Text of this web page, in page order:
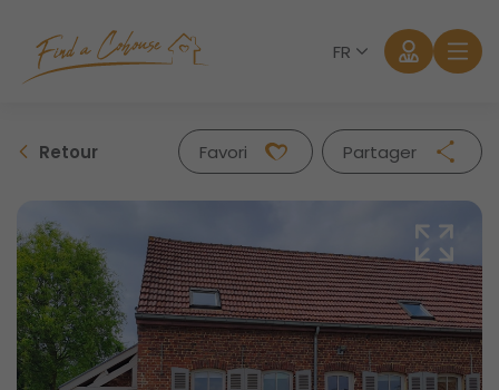
FR
Se connecter
Mot de passe oublié?
Retour Favori
Partager
Facebook
Twitter
Whatsapp
Mail